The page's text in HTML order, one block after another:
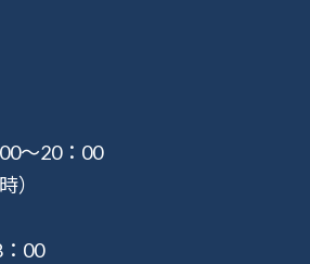
〜20：00
）
00